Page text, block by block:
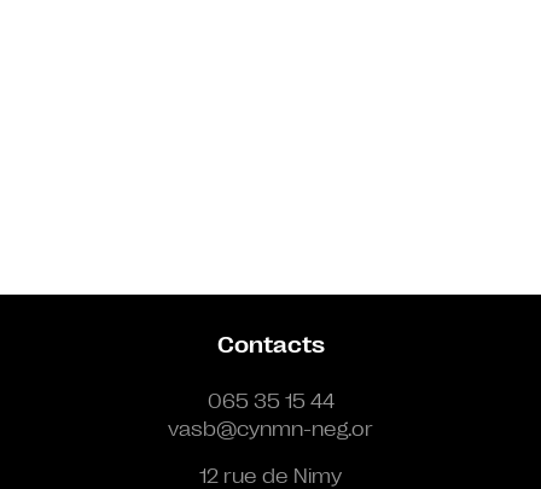
Contacts
065 35 15 44
vasb@cynmn-neg.or
12 rue de Nimy